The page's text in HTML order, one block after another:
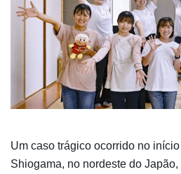
Um caso trágico ocorrido no
Shiogama, no nordeste do